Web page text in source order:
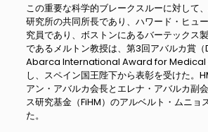
この重要な科学的ブレークスルーに対して
研究所の共同所長であり、ハワード・ヒュ
究員であり、ボストンにあるバーテックス
であるメルトン教授は、第3回アバルカ賞
Abarca International Award for Medical
し、スペイン国王陛下から表彰を受けた。
アン・アバルカ会長とエレナ・アバルカ副
ス研究基金（FiHM）のアルベルト・ムニョ
た。